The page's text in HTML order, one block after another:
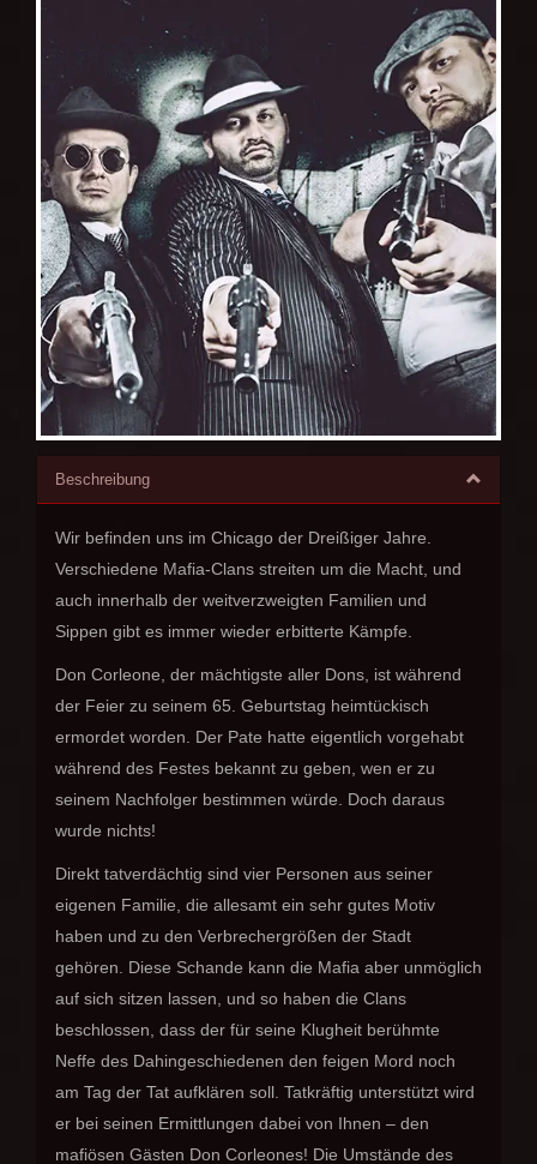
Beschreibung
Wir befinden uns im Chicago der Dreißiger Jahre.
Verschiedene Mafia-Clans streiten um die Macht, und
auch innerhalb der weitverzweigten Familien und
Sippen gibt es immer wieder erbitterte Kämpfe.
Don Corleone, der mächtigste aller Dons, ist während
der Feier zu seinem 65. Geburtstag heimtückisch
ermordet worden. Der Pate hatte eigentlich vorgehabt
während des Festes bekannt zu geben, wen er zu
seinem Nachfolger bestimmen würde. Doch daraus
wurde nichts!
Direkt tatverdächtig sind vier Personen aus seiner
eigenen Familie, die allesamt ein sehr gutes Motiv
haben und zu den Verbrechergrößen der Stadt
gehören. Diese Schande kann die Mafia aber unmöglich
auf sich sitzen lassen, und so haben die Clans
beschlossen, dass der für seine Klugheit berühmte
Neffe des Dahingeschiedenen den feigen Mord noch
am Tag der Tat aufklären soll. Tatkräftig unterstützt wird
er bei seinen Ermittlungen dabei von Ihnen – den
mafiösen Gästen Don Corleones! Die Umstände des